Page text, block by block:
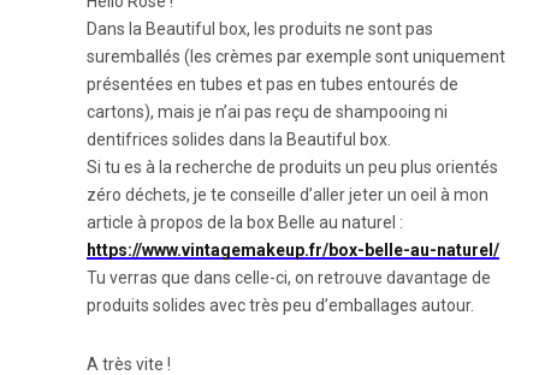
Dans la Beautiful box, les produits ne sont pas
suremballés (les crèmes par exemple sont uniquement
présentées en tubes et pas en tubes entourés de
cartons), mais je n’ai pas reçu de shampooing ni
dentifrices solides dans la Beautiful box.
Si tu es à la recherche de produits un peu plus orientés
zéro déchets, je te conseille d’aller jeter un oeil à mon
article à propos de la box Belle au naturel :
https://www.vintagemakeup.fr/box-belle-au-naturel/
Tu verras que dans celle-ci, on retrouve davantage de
produits solides avec très peu d’emballages autour.
A très vite !